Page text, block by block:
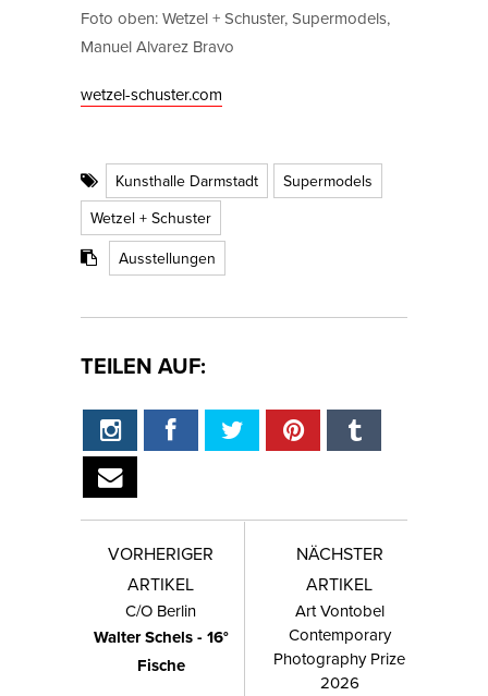
Foto oben: Wetzel + Schuster, Supermodels,
Manuel Alvarez Bravo
wetzel-schuster.com
Kunsthalle Darmstadt
Supermodels
Wetzel + Schuster
Ausstellungen
TEILEN AUF:
VORHERIGER
ARTIKEL
C/O Berlin
Walter Schels - 16°
Fische
NÄCHSTER
ARTIKEL
Art Vontobel
Contemporary
Photography Prize
2026